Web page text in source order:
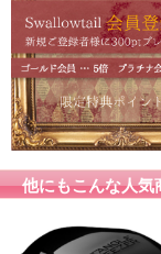
他にもこんな人気